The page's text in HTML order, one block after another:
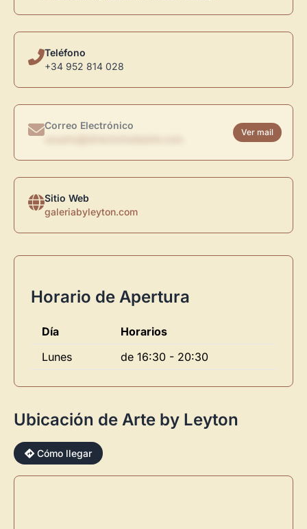
Teléfono
+34 952 814 028
Correo Electrónico
Ver mail
Sitio Web
galeriabyleyton.com
Horario de Apertura
Día
Horarios
Lunes
de 16:30 - 20:30
Ubicación de Arte by Leyton
Cómo llegar